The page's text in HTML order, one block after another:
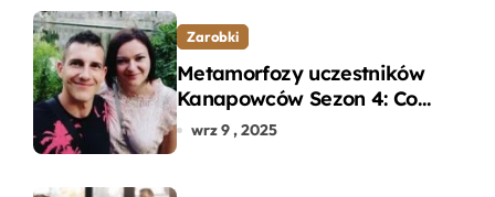
Zarobki
Metamorfozy uczestników
Kanapowców Sezon 4: Co
naprawdę zaskoczyło
wrz 9 , 2025